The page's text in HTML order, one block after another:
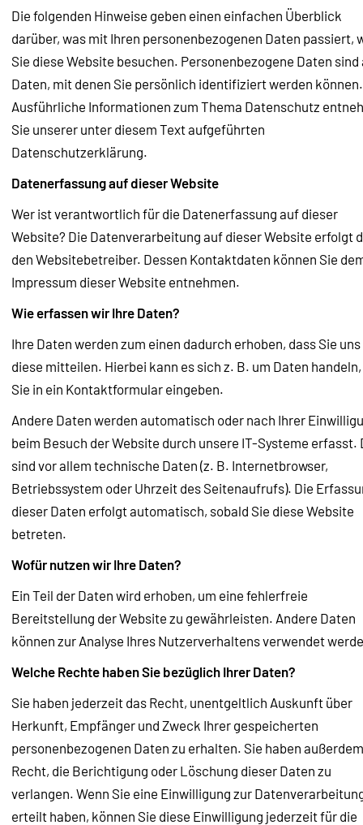
Die folgenden Hinweise geben einen einfachen Überblick
darüber, was mit Ihren personenbezogenen Daten passiert,
Sie diese Website besuchen. Personenbezogene Daten sind
Daten, mit denen Sie persönlich identifiziert werden können.
Ausführliche Informationen zum Thema Datenschutz
Sie unserer unter diesem Text aufgeführten
Datenschutzerklärung.
Datenerfassung auf dieser Website
Wer ist verantwortlich für die Datenerfassung auf dieser
Website? Die Datenverarbeitung auf dieser Website erfolgt
den Websitebetreiber. Dessen Kontaktdaten können Sie
Impressum dieser Website entnehmen.
Wie erfassen wir Ihre Daten?
Ihre Daten werden zum einen dadurch erhoben, dass Sie uns
diese mitteilen. Hierbei kann es sich z. B. um Daten
Sie in ein Kontaktformular eingeben.
Andere Daten werden automatisch oder nach Ihrer
beim Besuch der Website durch unsere IT-Systeme erfasst.
sind vor allem technische Daten (z. B. Internetbrowser,
Betriebssystem oder Uhrzeit des Seitenaufrufs). Die
dieser Daten erfolgt automatisch, sobald Sie diese Website
betreten.
Wofür nutzen wir Ihre Daten?
Ein Teil der Daten wird erhoben, um eine fehlerfreie
Bereitstellung der Website zu gewährleisten. Andere Daten
können zur Analyse Ihres Nutzerverhaltens verwendet
Welche Rechte haben Sie bezüglich Ihrer Daten?
Sie haben jederzeit das Recht, unentgeltlich Auskunft über
Herkunft, Empfänger und Zweck Ihrer gespeicherten
personenbezogenen Daten zu erhalten. Sie haben
Recht, die Berichtigung oder Löschung dieser Daten zu
verlangen. Wenn Sie eine Einwilligung zur
erteilt haben, können Sie diese Einwilligung jederzeit für die